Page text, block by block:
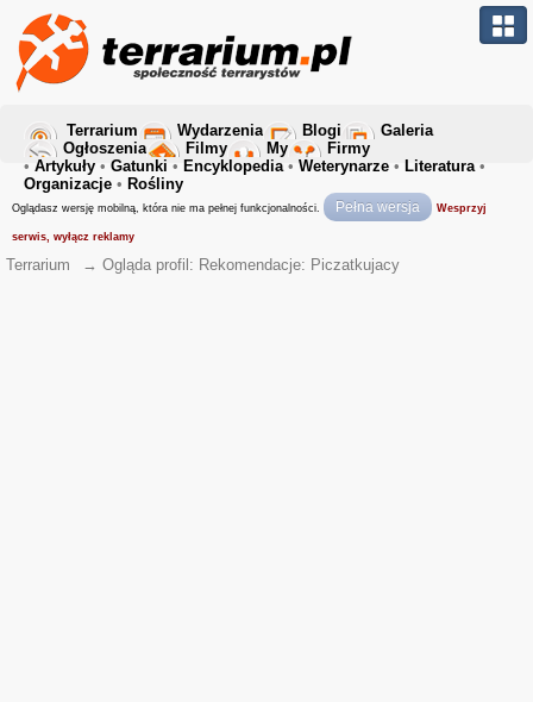
Terrarium Wydarzenia Blogi
Galeria
Ogłoszenia
Filmy My
Firmy
• Artykuły • Gatunki • Encyklopedia• Weterynarze • Literatura•
Organizacje • Rośliny
Oglądasz wersję mobilną, która nie ma pełnej funkcjonalności. Pełna wersja Wesprzyj
serwis, wyłącz reklamy
Terrarium → Ogląda profil: Rekomendacje: Piczatkujacy